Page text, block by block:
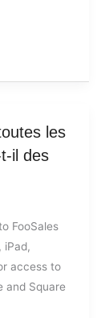
les
il des
FooSales
iPad,
access to
and Square